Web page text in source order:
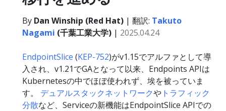
By Dan Winship (Red Hat) | 翻訳: Takuto
Nagami (千葉工業大学) | 2025.04.24
EndpointSlice (KEP-752)がv1.15でアルファとして導
入され、v1.21でGAとなって以来、Endpoints APIは
Kubernetesの中でほぼ使われず、埃を被っていま
す。 デュアルスタックネットワークや トラフィック
分散など、Serviceの新機能はEndpointSlice APIでの